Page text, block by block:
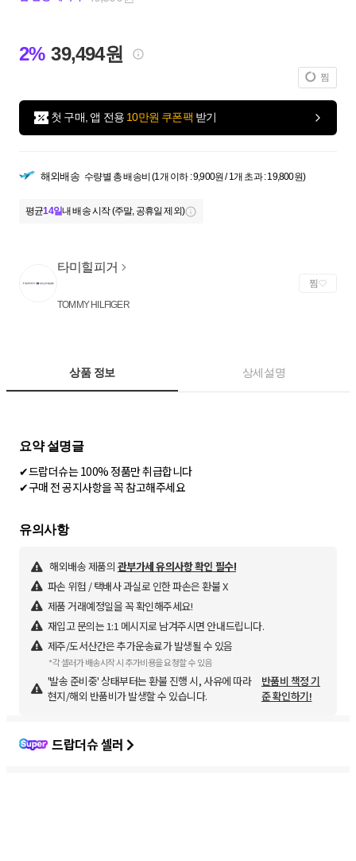
2% 39,494원
찜
첫 구매, 앱 전용 10만원 쿠폰팩 받기
해외배송 수량별 총 배송비 (1개 이하 : 9,900원 / 1개 초과 : 19,800원)
평균14일내 배송 시작 (주말, 공휴일 제외)
타미힐피거
TOMMY HILFIGER
찜
상품 정보 상세설명
요약 설명글
✔드랍더슈는 100% 정품만 취급합니다
✔구매 전 공지사항을 꼭 참고해주세요
유의사항
해외배송 제품의 관부가세 유의사항 확인 필수!
파손 위험 / 택배사 과실로 인한 파손은 환불 X
제품 거래예정일을 꼭 확인해주세요!
재입고 문의는 1:1 메시지로 남겨주시면 안내드립니다.
제주/도서산간은 추가운송료가 발생될 수 있음
*각 셀러가 배송시작 시 추가비용을 요청할 수 있음
'발송 준비중' 상태부터는 환불 진행 시, 사유에 따라
현지/해외 반품비가 발생할 수 있습니다.
반품비 책정 기
준 확인하기!
드랍더슈 셀러